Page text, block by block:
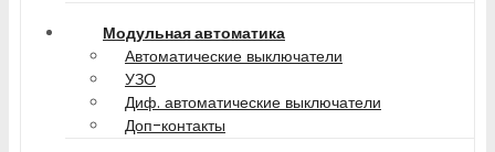
Модульная автоматика
Автоматические выключатели
УЗО
Диф. автоматические выключатели
Доп-контакты